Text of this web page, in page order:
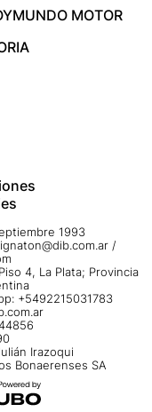
MUNDO MOTOR
1993
/
4, La Plata; Provincia
+5492215031783
Irazoqui
Bonaerenses SA